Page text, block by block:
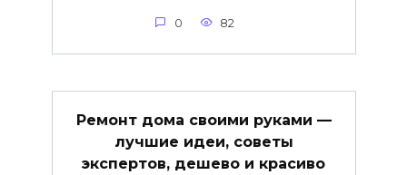
0 82
Ремонт дома своими руками —
лучшие идеи, советы
экспертов, дешево и красиво